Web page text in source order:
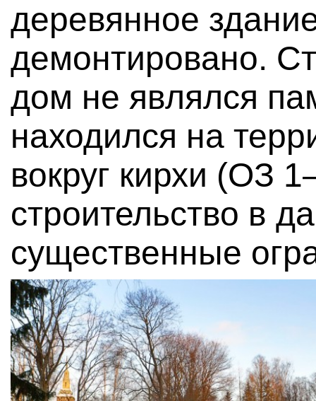
деревянное
демонтировано.
дом не являлся
находился на
вокруг кирхи (ОЗ
строительство в
существенные